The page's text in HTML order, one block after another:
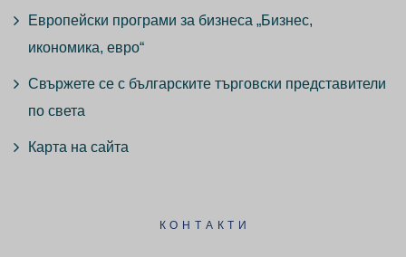
Европейски програми за бизнеса „Бизнес,
икономика, евро“
Свържете се с българските търговски представители
по света
Карта на сайта
КОНТАКТИ